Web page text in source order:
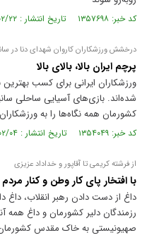
کد خبر: ۱۳۵۷۶۹۸ تاریخ انتشار : ۱۴۰۵/۰۲/۲۲
درخشش ورزشکاران کاروان شهدای دنا در
پرچم ایران بالا، بالای بالا
ورزشکاران ایرانی برای کسب
شده‌اند. بازی‌های آسیایی ساحلی
کشورمان همه نگاه‌ها را به
کد خبر: ۱۳۵۴۰۴۹ تاریخ انتشار : ۱۴۰۵/۰۲/۰۴
از فرشته کریمی تا آقاپور و خداداد عزیزی
با افتخار پای کار وطن و کنار مردم
داغ از دست دادن رهبر انقلاب، داغ
رزمندگان دلیر کشورمان و داغ همه
صهیونیستی به خاک مقدس